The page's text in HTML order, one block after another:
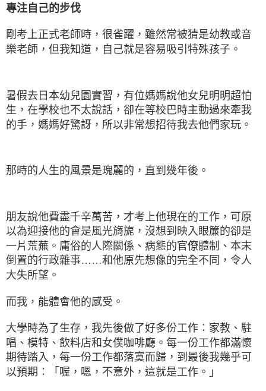
專注自己的步伐
剛考上正式老師時，很雀躍，雖然常被猜是幼教或音
樂老師，但我知道，自己就是容易吸引特殊孩子。
暑假去日本幼兒園實習，有位媽媽說他女兒明明超怕
生，在學校也不太說話，卻在等校巴時主動過來牽我
的手，媽媽好驚訝，所以非常想招待我去他們家玩。
那時的人生的風景是瑰麗的，直到幾年後。
朋友說他費盡千辛萬苦，才考上他現在的工作，可原
以為迎接他的會是風光旖旎，沒想到映入眼簾的卻是
一片荒蕪。庸俗的人際關係、病態的官僚體制、本末
倒置的行政雜事……和他原先想像的完全不同，令人
大失所望。
而我，能體會他的感受。
大學時為了生存，我先後做了好多份工作：家教、駐
唱、模特、飲料店和女僕咖啡廳。每一份工作都滿懷
期待踏入，每一份工作都落寞而歸，到最後我幾乎可
以預期：「喔，嗯，不意外，這就是工作。」